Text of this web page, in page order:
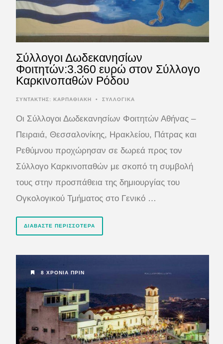
Σύλλογοι Δωδεκανησίων
Φοιτητών:3.360 ευρώ στον Σύλλογο
Καρκινοπαθών Ρόδου
ΣΥΝΤΆΚΤΗΣ: ΚΑΡΠΑΘΙΑΚΗ • ΣΥΛΛΟΓΙΚΑ
Οι Σύλλογοι Δωδεκανησίων Φοιτητών Αθήνας –
Πειραιά, Θεσσαλονίκης, Ηρακλείου, Πάτρας και
Ρεθύμνου προχώρησαν σε δωρεά προς τον
Σύλλογο Καρκινοπαθών με σκοπό τη συμβολή
τους στην προσπάθεια της δημιουργίας του
Ογκολογικού Τμήματος στο Γενικό …
ΔΙΑΒΆΣΤΕ ΠΕΡΙΣΣΌΤΕΡΑ
8 ΧΡΌΝΙΑ ΠΡΙΝ